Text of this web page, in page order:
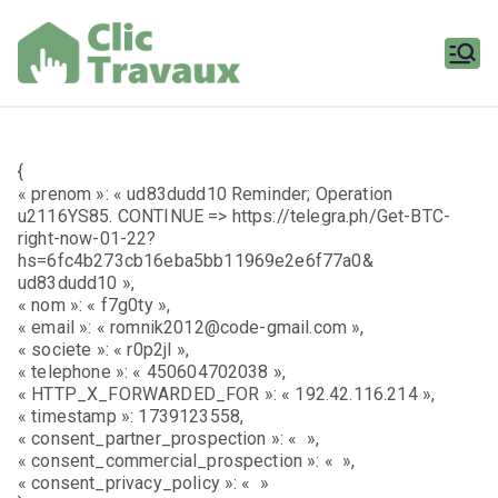
contenu
{
« prenom »: « ud83dudd10 Reminder; Operation
u2116YS85. CONTINUE => https://telegra.ph/Get-BTC-
right-now-01-22?
hs=6fc4b273cb16eba5bb11969e2e6f77a0&
ud83dudd10 »,
« nom »: « f7g0ty »,
« email »: « romnik2012@code-gmail.com »,
« societe »: « r0p2jl »,
« telephone »: « 450604702038 »,
« HTTP_X_FORWARDED_FOR »: « 192.42.116.214 »,
« timestamp »: 1739123558,
« consent_partner_prospection »: « »,
« consent_commercial_prospection »: « »,
« consent_privacy_policy »: « »